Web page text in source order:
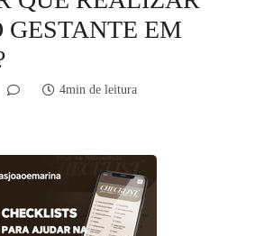
GESTANTE EM
4min de leitura